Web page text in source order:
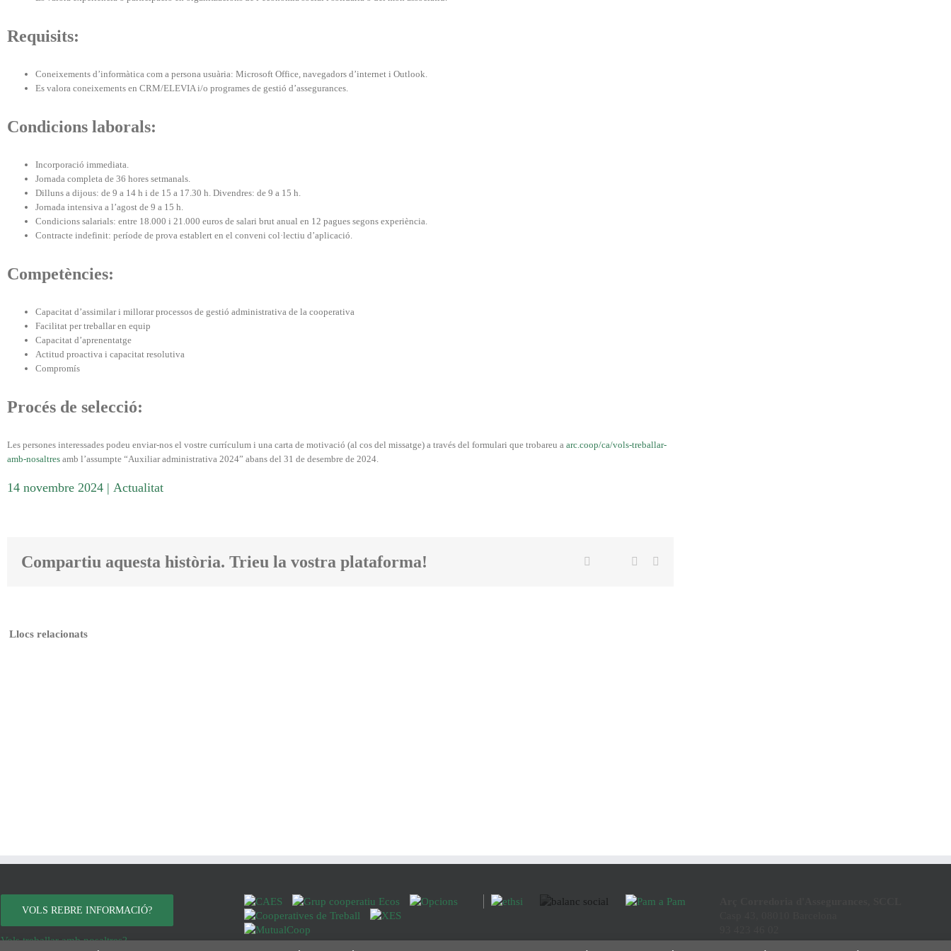
Requisits:
Coneixements d’informàtica com a persona usuària: Microsoft Office, navegadors d’internet i Outlook.
Es valora coneixements en CRM/ELEVIA i/o programes de gestió d’assegurances.
Condicions laborals:
Incorporació immediata.
Jornada completa de 36 hores setmanals.
Dilluns a dijous: de 9 a 14 h i de 15 a 17.30 h. Divendres: de 9 a 15 h.
Jornada intensiva a l’agost de 9 a 15 h.
Condicions salarials: entre 18.000 i 21.000 euros de salari brut anual en 12 pagues segons experiència.
Contracte indefinit: període de prova establert en el conveni col·lectiu d’aplicació.
Competències:
Capacitat d’assimilar i millorar processos de gestió administrativa de la cooperativa
Facilitat per treballar en equip
Capacitat d’aprenentatge
Actitud proactiva i capacitat resolutiva
Compromís
Procés de selecció:
Les persones interessades podeu enviar-nos el vostre currículum i una carta de motivació (al cos del missatge) a través del formulari que trobareu a arc.coop/ca/vols-treballar-
amb-nosaltres amb l’assumpte “Auxiliar administrativa 2024” abans del 31 de desembre de 2024.
14 novembre 2024 | Actualitat
Compartiu aquesta història. Trieu la vostra plataforma! Facebook
TwitterLinkedin
Llocs relacionats
VOLS REBRE INFORMACIÓ?
Vols treballar amb nosaltres?
info@arc.coop